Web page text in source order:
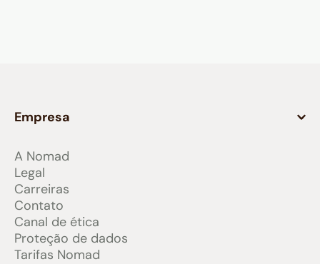
Empresa
A Nomad
Legal
Carreiras
Contato
Canal de ética
Proteção de dados
Tarifas Nomad